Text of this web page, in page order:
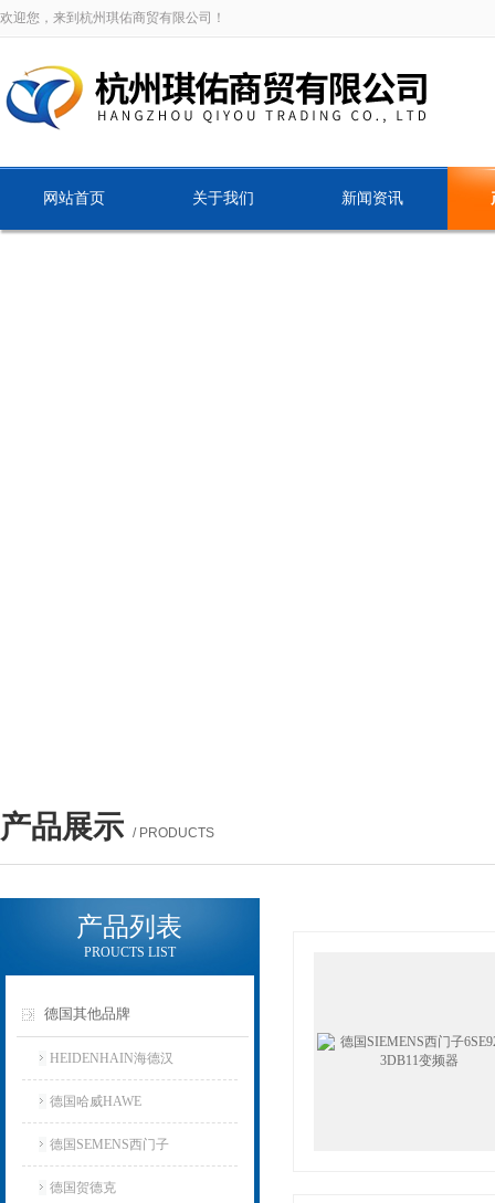
欢迎您，来到杭州琪佑商贸有限公司！
网站首页 关于我们 新闻资讯
产品展示 / PRODUCTS
产品列表
PROUCTS LIST
德国其他品牌
HEIDENHAIN海德汉
德国哈威HAWE
德国SEMENS西门子
德国贺德克